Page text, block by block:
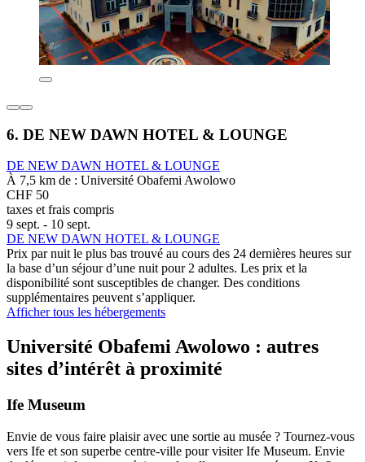
6. DE NEW DAWN HOTEL & LOUNGE
DE NEW DAWN HOTEL & LOUNGE
À 7,5 km de : Université Obafemi Awolowo
CHF 50
taxes et frais compris
9 sept. - 10 sept.
DE NEW DAWN HOTEL & LOUNGE
Prix par nuit le plus bas trouvé au cours des 24 dernières heures sur
la base d’un séjour d’une nuit pour 2 adultes. Les prix et la
disponibilité sont susceptibles de changer. Des conditions
supplémentaires peuvent s’appliquer.
Afficher tous les hébergements
Université Obafemi Awolowo : autres
sites d’intérêt à proximité
Ife Museum
Envie de vous faire plaisir avec une sortie au musée ? Tournez-vous
vers Ife et son superbe centre-ville pour visiter Ife Museum. Envie